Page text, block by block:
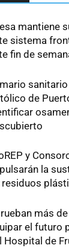
mantiene
sistema
fin de
de
y
la
residuos
más
el futuro
Hospital de